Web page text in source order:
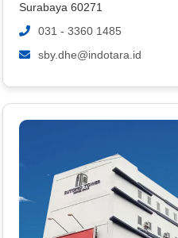
Surabaya 60271
031 - 3360 1485
sby.dhe@indotara.id